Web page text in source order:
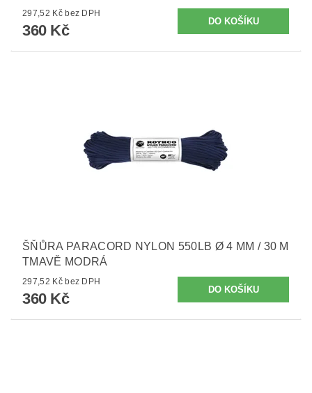
297,52 Kč bez DPH
360 Kč
ŠŇŮRA PARACORD NYLON 550LB Ø 4 MM / 30 M
TMAVĚ MODRÁ
297,52 Kč bez DPH
360 Kč